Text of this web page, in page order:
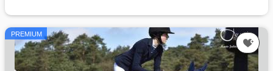
PREMIUM